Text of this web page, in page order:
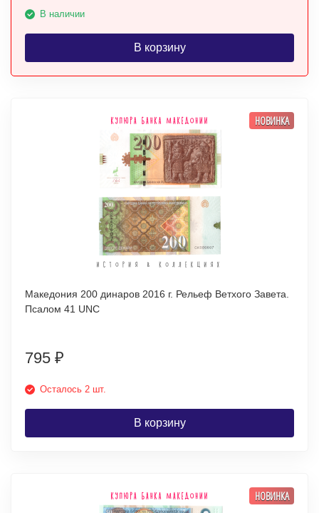
В наличии
В корзину
НОВИНКА
Македония 200 динаров 2016 г. Рельеф Ветхого Завета.
Псалом 41 UNC
795 ₽
Осталось 2 шт.
В корзину
НОВИНКА